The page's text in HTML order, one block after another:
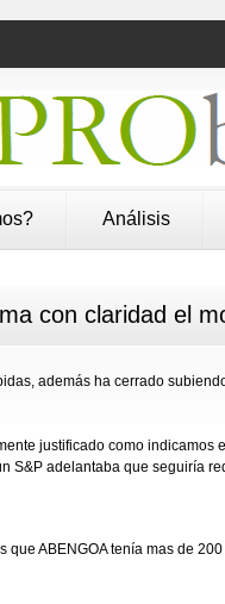
Análisis
con claridad el
además ha cerrado
justificado como
S&P adelantaba que seguiría
que ABENGOA tenía mas de